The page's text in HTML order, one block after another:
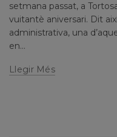
setmana passat, a
vuitantè aniversari. Dit
administrativa, una
en...
Llegir Més